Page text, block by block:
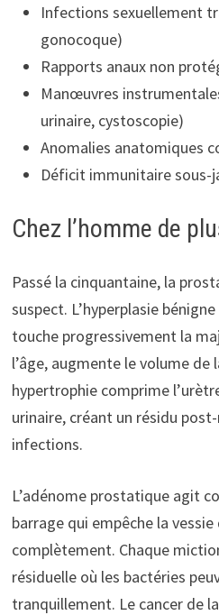
Infections sexuellement
gonocoque)
Rapports anaux non
Manœuvres
urinaire, cystoscopie)
Anomalies anatomiques
Déficit immunitaire sous-
Chez l’homme de
Passé la cinquantaine, la
suspect. L’hyperplasie
touche progressivement la
l’âge, augmente le volume de
hypertrophie comprime
urinaire, créant un résidu
infections.
L’adénome prostatique agit
barrage qui empêche la vessie
complètement. Chaque
résiduelle où les bactéries
tranquillement. Le cancer de